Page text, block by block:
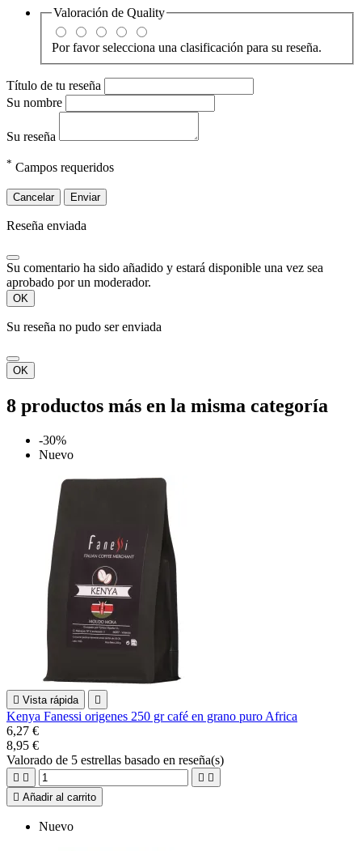
Valoración de Quality
Por favor selecciona una clasificación para su reseña.
Título de tu reseña
Su nombre
Su reseña
* Campos requeridos
Cancelar Enviar
Reseña enviada
Su comentario ha sido añadido y estará disponible una vez sea
aprobado por un moderador.
OK
Su reseña no pudo ser enviada
OK
8 productos más en la misma categoría
-30%
Nuevo
 Vista rápida 
Kenya Fanessi origenes 250 gr café en grano puro Africa
6,27 €
8,95 €
Valorado de 5 estrellas basado en reseña(s)
   
 Añadir al carrito
Nuevo